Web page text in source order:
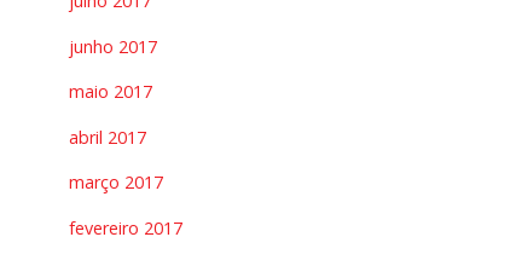
junho 2017
maio 2017
abril 2017
março 2017
fevereiro 2017